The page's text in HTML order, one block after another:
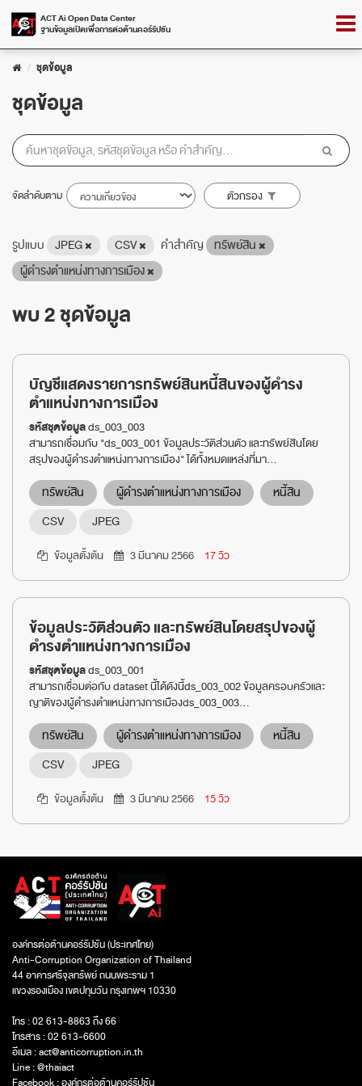
Skip
ACT Ai Open Data Center
ฐานข้อมูลเปิดเพื่อการต่อต้านคอร์รัปชัน
ชุดข้อมูล
ชุดข้อมูล
จัดลำดับตาม ตัวกรอง
รูปแบบ JPEG CSV คำสำคัญ ทรัพย์สิน
ผู้ดำรงตำแหน่งทางการเมือง
พบ 2 ชุดข้อมูล
บัญชีแสดงรายการทรัพย์สินหนี้สินของผู้ดำรง
ตำแหน่งทางการเมือง
รหัสชุดข้อมูลds_003_003
สามารถเชื่อมกับ "ds_003_001 ข้อมูลประวัติส่วนตัว และทรัพย์สินโดย
สรุปของผู้ดำรงตำแหน่งทางการเมือง" ได้ทั้งหมดแหล่งที่มา...
ทรัพย์สิน ผู้ดำรงตำแหน่งทางการเมือง
หนี้สิน
CSV
JPEG
ข้อมูลตั้งต้น 3 มีนาคม 2566 17 วิว
ข้อมูลประวัติส่วนตัว และทรัพย์สินโดยสรุปของผู้
ดำรงตำแหน่งทางการเมือง
รหัสชุดข้อมูลds_003_001
สามารถเชื่อมต่อกับ dataset นี้ได้ดังนี้ds_003_002 ข้อมูลครอบครัวและ
ญาติของผู้ดำรงตำแหน่งทางการเมืองds_003_003...
ทรัพย์สิน ผู้ดำรงตำแหน่งทางการเมือง
หนี้สิน
CSV
JPEG
ข้อมูลตั้งต้น 3 มีนาคม 2566 15 วิว
องค์กรต่อต้านคอร์รัปชัน (ประเทศไทย)
Anti-Corruption Organization of Thailand
44 อาคารศรีจุลทรัพย์ ถนนพระราม 1
แขวงรองเมือง เขตปทุมวัน กรุงเทพฯ 10330
โทร : 02 613-8863 ถึง 66
โทรสาร : 02 613-6600
อีเมล :act@anticorruption.in.th
Line :@thaiact
Facebook :องค์กรต่อต้านคอร์รัปชัน